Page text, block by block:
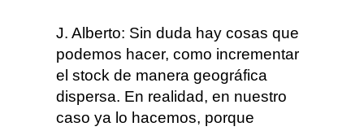
J. Alberto: Sin duda hay cosas que
podemos hacer, como incrementar
el stock de manera geográfica
dispersa. En realidad, en nuestro
caso ya lo hacemos, porque